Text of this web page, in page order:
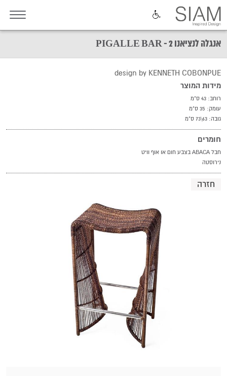
אנגלה לנציאנו 2 - PIGALLE BAR
design by KENNETH COBONPUE
מידות המוצר
רוחב: 43 ס"מ
עומק: 35 ס"מ
גובה: 63\73 ס"מ
חומרים
חבל ABACA בצבע חום או אוף וויט
נירוסטה
חזרה